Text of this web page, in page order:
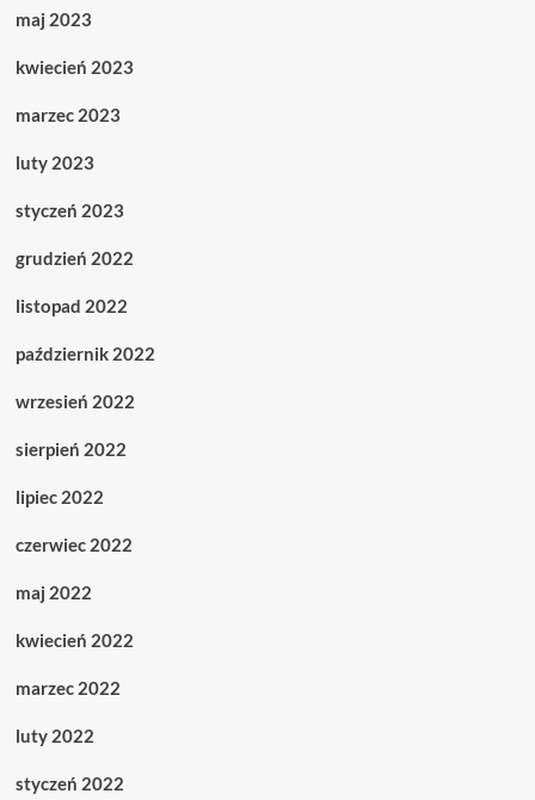
maj 2023
kwiecień 2023
marzec 2023
luty 2023
styczeń 2023
grudzień 2022
listopad 2022
październik 2022
wrzesień 2022
sierpień 2022
lipiec 2022
czerwiec 2022
maj 2022
kwiecień 2022
marzec 2022
luty 2022
styczeń 2022